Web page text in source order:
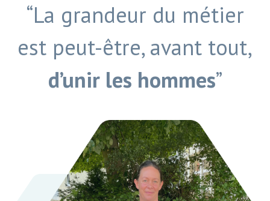
“La grandeur du métier
est peut-être, avant tout,
d’unir les hommes”